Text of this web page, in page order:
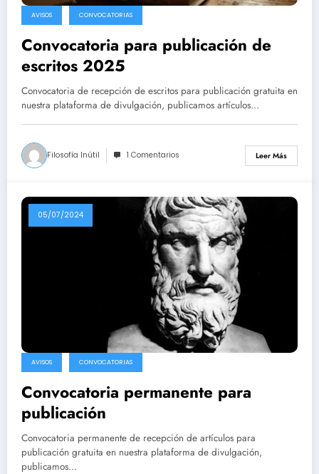
AVISOS CONVOCATORIAS
Convocatoria para publicación de
escritos 2025
Convocatoria de recepción de escritos para publicación gratuita en
nuestra plataforma de divulgación, publicamos artículos…
Filosofía Inútil 1 Comentarios Leer Más
05/07/2024
AVISOS CONVOCATORIAS
Convocatoria permanente para
publicación
Convocatoria permanente de recepción de artículos para
publicación gratuita en nuestra plataforma de divulgación,
publicamos…